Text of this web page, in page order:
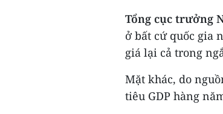
Tổng cục trưởng
ở bất cứ quốc gia
giá lại cả trong
Mặt khác, do
tiêu GDP hàng